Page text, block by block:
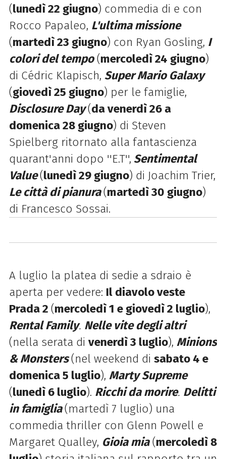
(lunedì 22 giugno) commedia di e con
Rocco Papaleo, L'ultima missione
(martedì 23 giugno) con Ryan Gosling, I
colori del tempo(mercoledì 24 giugno)
di Cédric Klapisch, Super Mario Galaxy
(giovedì 25 giugno) per le famiglie,
Disclosure Day(da venerdì 26 a
domenica 28 giugno) di Steven
Spielberg ritornato alla fantascienza
quarant'anni dopo ''E.T'', Sentimental
Value(lunedì 29 giugno) di Joachim Trier,
Le città di pianura(martedì 30 giugno)
di Francesco Sossai.
A luglio la platea di sedie a sdraio è
aperta per vedere: Il diavolo veste
Prada 2 (mercoledì 1 e giovedì 2 luglio),
Rental Family. Nelle vite degli altri
(nella serata di venerdì 3 luglio), Minions
& Monsters(nel weekend di sabato 4 e
domenica 5 luglio), Marty Supreme
(lunedì 6 luglio). Ricchi da morire. Delitti
in famiglia(martedì 7 luglio) una
commedia thriller con Glenn Powell e
Margaret Qualley, Gioia mia(mercoledì 8